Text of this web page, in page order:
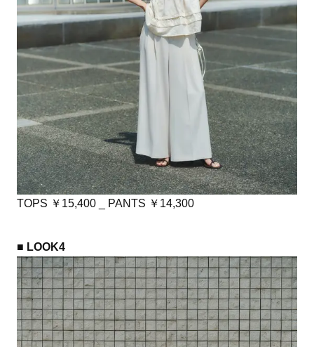
TOPS ￥15,400 _ PANTS ￥14,300
■ LOOK4